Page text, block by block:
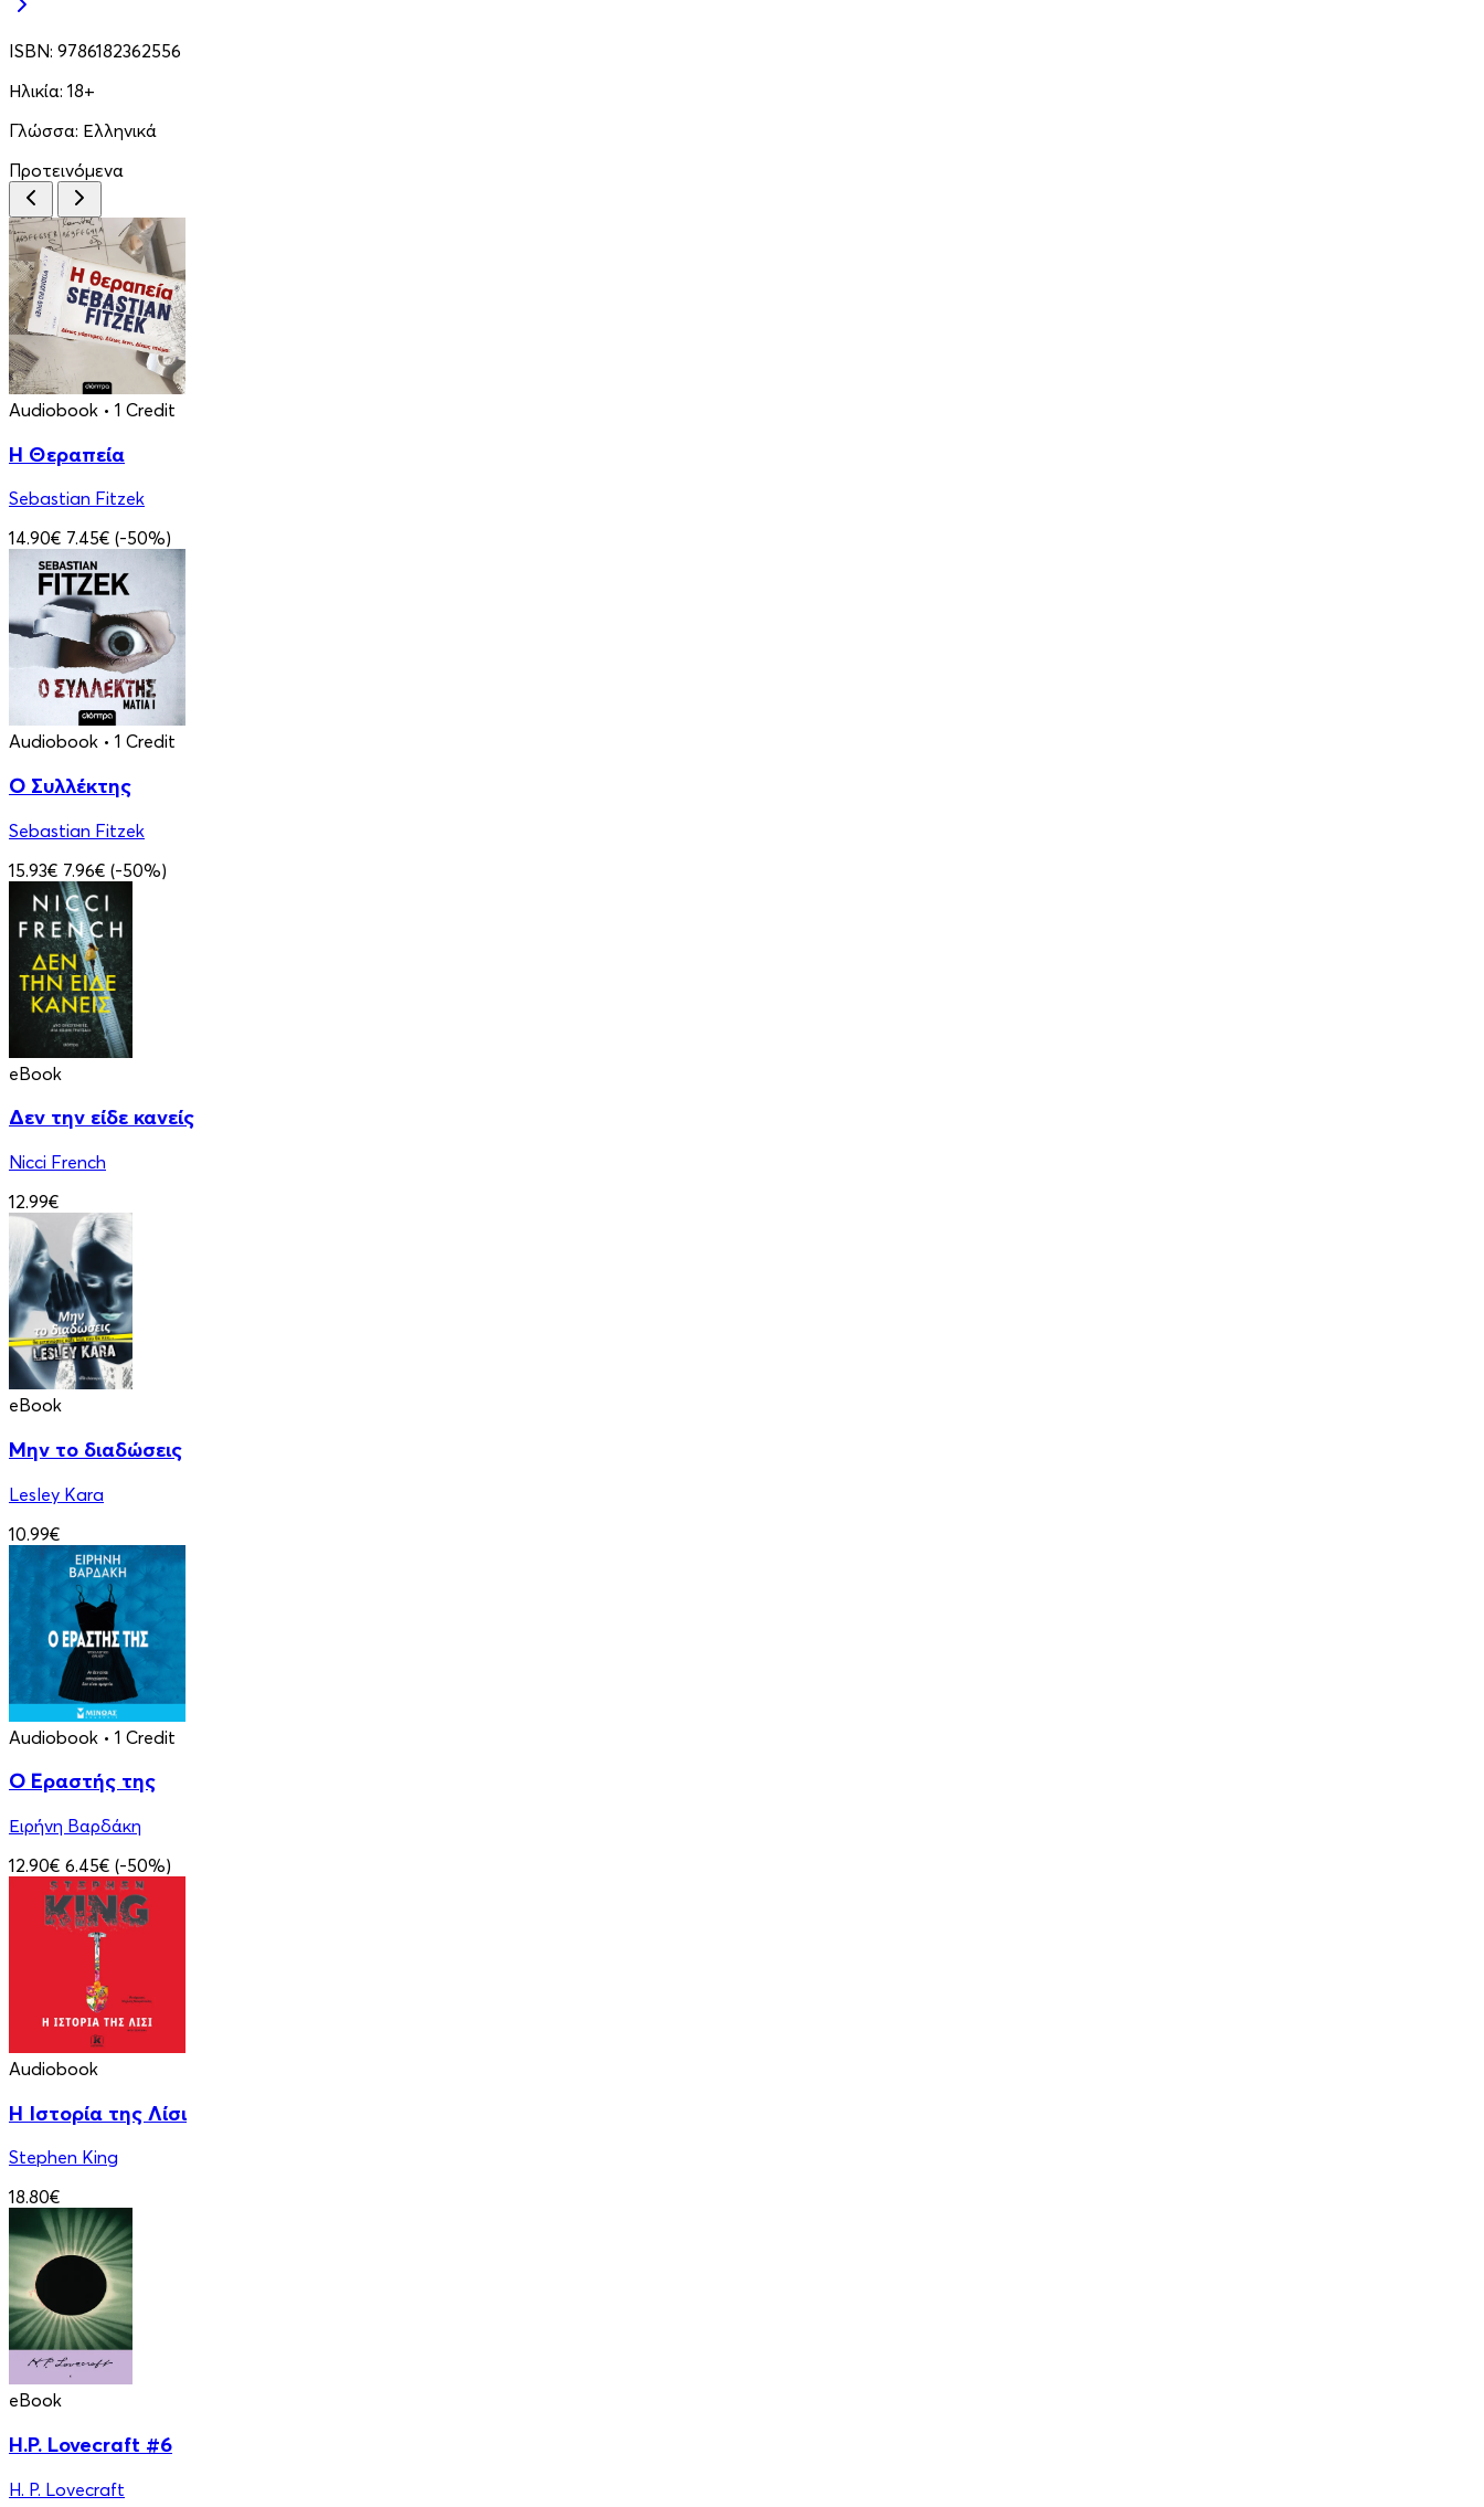
ISBN: 9786182362556
Ηλικία: 18+
Γλώσσα: Ελληνικά
Προτεινόμενα
Audiobook • 1 Credit
Η Θεραπεία
Sebastian Fitzek
14.90€ 7.45€ (-50%)
Audiobook • 1 Credit
Ο Συλλέκτης
Sebastian Fitzek
15.93€ 7.96€ (-50%)
eBook
Δεν την είδε κανείς
Nicci French
12.99€
eBook
Μην το διαδώσεις
Lesley Kara
10.99€
Audiobook • 1 Credit
Ο Εραστής της
Ειρήνη Βαρδάκη
12.90€ 6.45€ (-50%)
Audiobook
Η Ιστορία της Λίσι
Stephen King
18.80€
eBook
H.P. Lovecraft #6
H. P. Lovecraft